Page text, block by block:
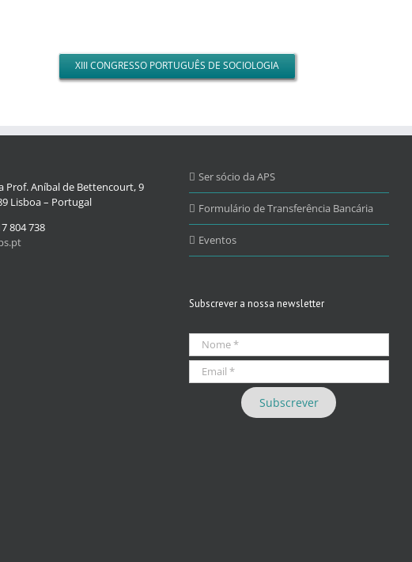
XIII CONGRESSO PORTUGUÊS DE SOCIOLOGIA
Prof. Aníbal de Bettencourt, 9
Lisboa – Portugal
804 738
Ser sócio da APS
Formulário de Transferência Bancária
Eventos
Subscrever a nossa newsletter